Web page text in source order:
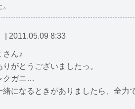
| 2011.05.09 8:33
さん♪
りがとうございましたっ。
クガニ…
緒になるときがありましたら、全力